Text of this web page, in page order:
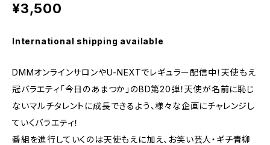
¥3,500
International shipping available
DMMオンラインサロンやU-NEXTでレギュラー配信中！天使もえ
冠バラエティ「今日のあまつか」のBD第20弾！天使が名前に恥じ
ないマルチタレントに成長できるよう、様々な企画にチャレンジし
ていくバラエティ！
番組を進行していくのは天使もえに加え、お笑い芸人・ギチ青柳